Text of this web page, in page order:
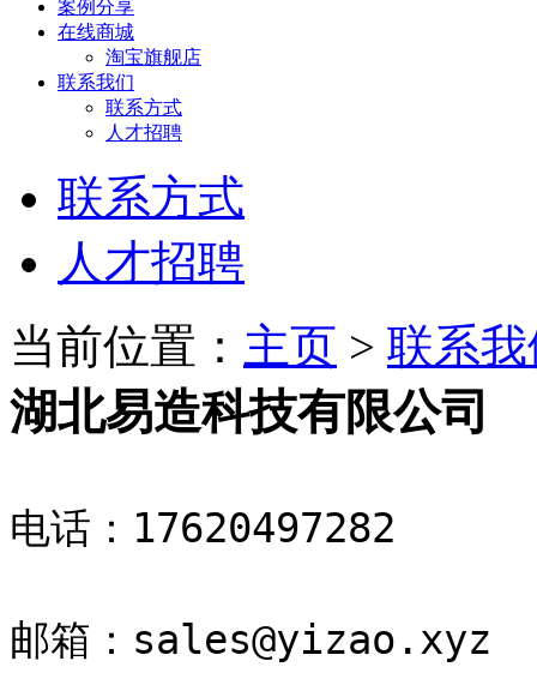
案例分享
在线商城
淘宝旗舰店
联系我们
联系方式
人才招聘
联系方式
人才招聘
当前位置： 主页 > 联系
湖北易造科技有限公司
电话：17620497282
邮箱：sales@yizao.xyz